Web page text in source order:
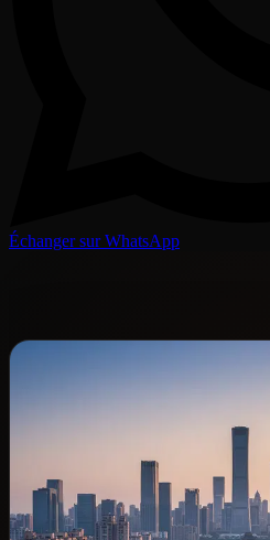
Échanger sur WhatsApp